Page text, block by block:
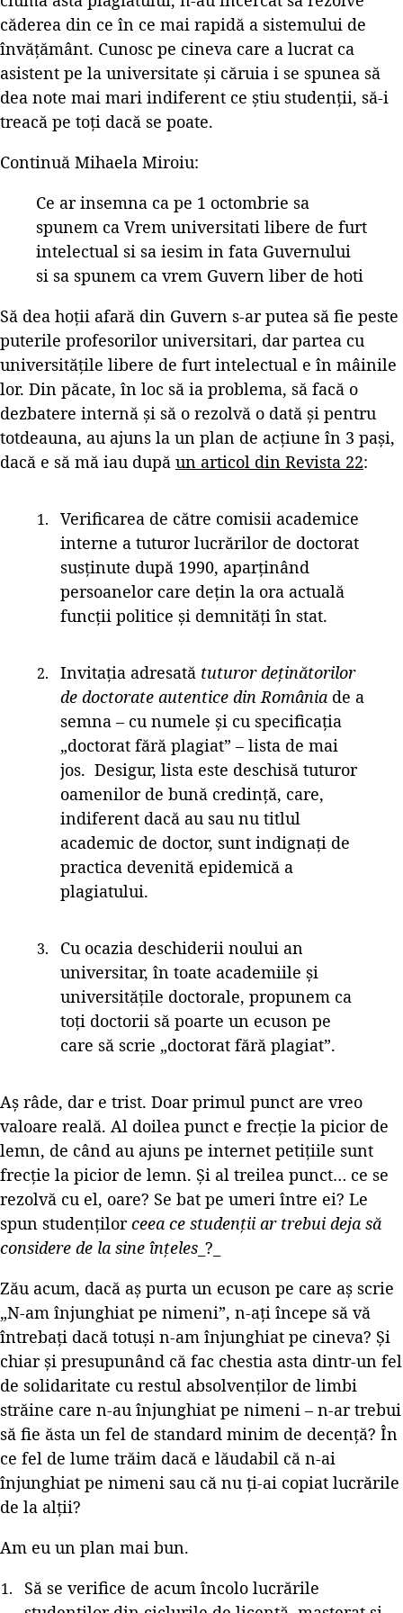
căderea din ce în ce mai rapidă a sistemului de
învățământ. Cunosc pe cineva care a lucrat ca
asistent pe la universitate și căruia i se spunea să
dea note mai mari indiferent ce știu studenții, să-i
treacă pe toți dacă se poate.
Continuă Mihaela Miroiu:
Ce ar insemna ca pe 1 octombrie sa
spunem ca Vrem universitati libere de furt
intelectual si sa iesim in fata Guvernului
si sa spunem ca vrem Guvern liber de hoti
Să dea hoții afară din Guvern s-ar putea să fie peste
puterile profesorilor universitari, dar partea cu
universitățile libere de furt intelectual e în mâinile
lor. Din păcate, în loc să ia problema, să facă o
dezbatere internă și să o rezolvă o dată și pentru
totdeauna, au ajuns la un plan de acțiune în 3 pași,
dacă e să mă iau după un articol din Revista 22:
Verificarea de către comisii academice
interne a tuturor lucrărilor de doctorat
susţinute după 1990, aparţinând
persoanelor care deţin la ora actuală
funcţii politice şi demnităţi în stat.
Invitaţia adresată tuturor deţinătorilor
de doctorate autentice din România de a
semna – cu numele şi cu specificaţia
„doctorat fără plagiat” – lista de mai
jos. Desigur, lista este deschisă tuturor
oamenilor de bună credință, care,
indiferent dacă au sau nu titlul
academic de doctor, sunt indignați de
practica devenită epidemică a
plagiatului.
Cu ocazia deschiderii noului an
universitar, în toate academiile şi
universităţile doctorale, propunem ca
toţi doctorii să poarte un ecuson pe
care să scrie „doctorat fără plagiat”.
Aș râde, dar e trist. Doar primul punct are vreo
valoare reală. Al doilea punct e frecție la picior de
lemn, de când au ajuns pe internet petițiile sunt
frecție la picior de lemn. Și al treilea punct… ce se
rezolvă cu el, oare? Se bat pe umeri între ei? Le
spun studențilorceea ce studenții ar trebui deja să
considere de la sine înțeles _?_
Zău acum, dacă aș purta un ecuson pe care aș scrie
„N-am înjunghiat pe nimeni”, n-ați începe să vă
întrebați dacă totuși n-am înjunghiat pe cineva? Și
chiar și presupunând că fac chestia asta dintr-un fel
de solidaritate cu restul absolvenților de limbi
străine care n-au înjunghiat pe nimeni – n-ar trebui
să fie ăsta un fel de standard minim de decență? În
ce fel de lume trăim dacă e lăudabil că n-ai
înjunghiat pe nimeni sau că nu ți-ai copiat lucrările
de la alții?
Am eu un plan mai bun.
Să se verifice de acum încolo lucrările